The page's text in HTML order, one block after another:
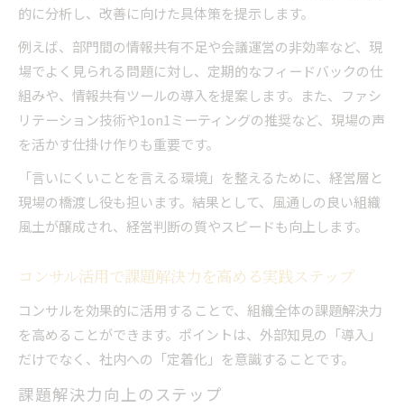
的に分析し、改善に向けた具体策を提示します。
例えば、部門間の情報共有不足や会議運営の非効率など、現
場でよく見られる問題に対し、定期的なフィードバックの仕
組みや、情報共有ツールの導入を提案します。また、ファシ
リテーション技術や1on1ミーティングの推奨など、現場の声
を活かす仕掛け作りも重要です。
「言いにくいことを言える環境」を整えるために、経営層と
現場の橋渡し役も担います。結果として、風通しの良い組織
風土が醸成され、経営判断の質やスピードも向上します。
コンサル活用で課題解決力を高める実践ステップ
コンサルを効果的に活用することで、組織全体の課題解決力
を高めることができます。ポイントは、外部知見の「導入」
だけでなく、社内への「定着化」を意識することです。
課題解決力向上のステップ